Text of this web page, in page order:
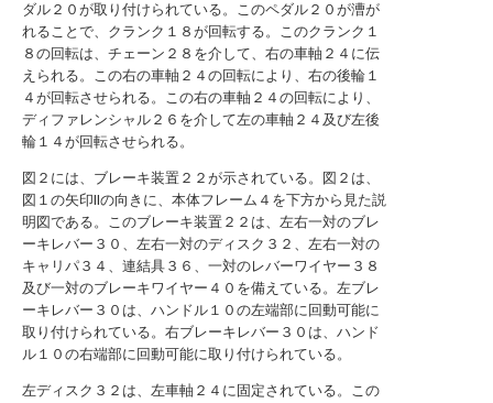
ダル２０が取り付けられている。このペダル２０が漕が
れることで、クランク１８が回転する。このクランク１
８の回転は、チェーン２８を介して、右の車軸２４に伝
えられる。この右の車軸２４の回転により、右の後輪１
４が回転させられる。この右の車軸２４の回転により、
ディファレンシャル２６を介して左の車軸２４及び左後
輪１４が回転させられる。
図２には、ブレーキ装置２２が示されている。図２は、
図１の矢印IIの向きに、本体フレーム４を下方から見た説
明図である。このブレーキ装置２２は、左右一対のブレ
ーキレバー３０、左右一対のディスク３２、左右一対の
キャリパ３４、連結具３６、一対のレバーワイヤー３８
及び一対のブレーキワイヤー４０を備えている。左ブレ
ーキレバー３０は、ハンドル１０の左端部に回動可能に
取り付けられている。右ブレーキレバー３０は、ハンド
ル１０の右端部に回動可能に取り付けられている。
左ディスク３２は、左車軸２４に固定されている。この